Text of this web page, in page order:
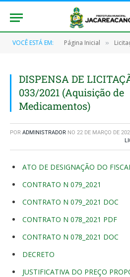
VOCÊ ESTÁ EM: Página Inicial »
DISPENSA DE
033/2021 (Aquisição de
Medicamentos)
POR ADMINISTRADOR NO 22 DE MARÇO DE
ATO DE DESIGNAÇÃO DO
CONTRATO N 079_2021
CONTRATO N 079_2021 DOC
CONTRATO N 078_2021 PDF
CONTRATO N 078_2021 DOC
DECRETO
JUSTIFICATIVA DO PREÇO